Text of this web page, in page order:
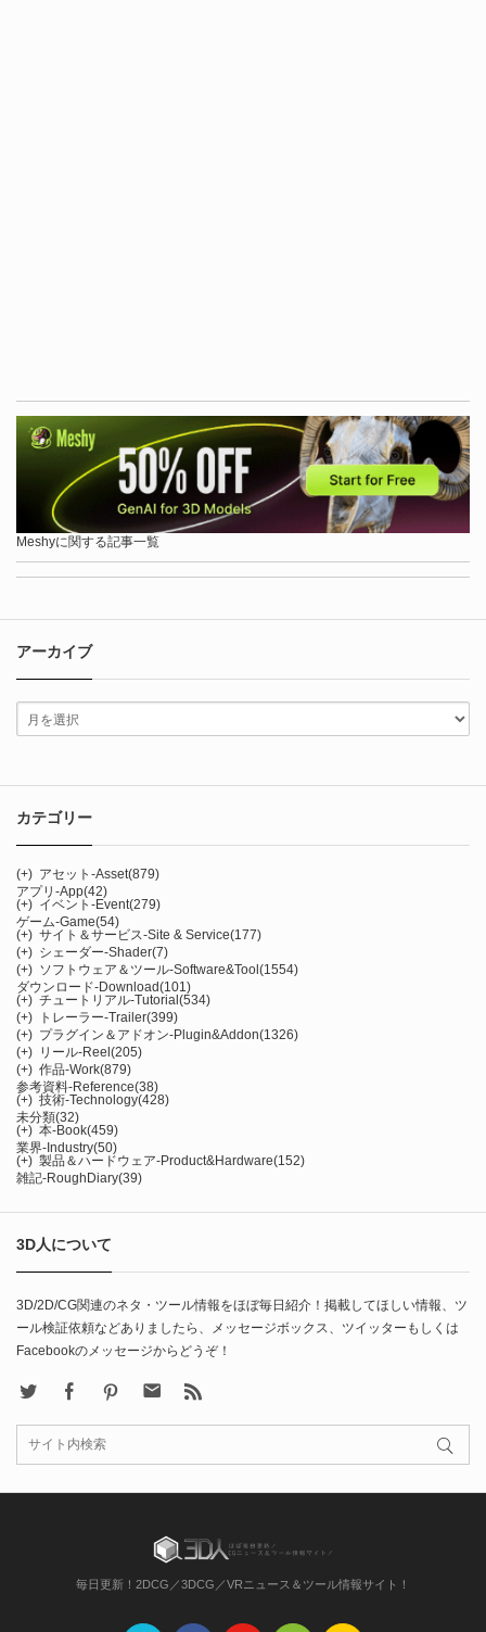
Meshyに関する記事一覧
アーカイブ
カテゴリー
(+) アセット-Asset(879)
アプリ-App(42)
(+) イベント-Event(279)
ゲーム-Game(54)
(+) サイト＆サービス-Site & Service(177)
(+) シェーダー-Shader(7)
(+) ソフトウェア＆ツール-Software&Tool(1554)
ダウンロード-Download(101)
(+) チュートリアル-Tutorial(534)
(+)
トレーラー-Trailer(399)
(+) プラグイン＆アドオン-Plugin&Addon(1326)
(+) リール-Reel(205)
(+) 作品-Work(879)
参考資料-Reference(38)
(+) 技術-Technology(428)
未分類(32)
(+) 本-Book(459)
業界-Industry(50)
(+) 製品＆ハードウェア-Product&Hardware(152)
雑記-RoughDiary(39)
3D人について
3D/2D/CG関連のネタ・ツール情報をほぼ毎日紹介！掲載してほしい情報、ツ
ール検証依頼などありましたら、メッセージボックス、ツイッターもしくは
Facebookのメッセージからどうぞ！
FacebookPinterest Contact
毎日更新！2DCG／3DCG／VRニュース＆ツール情報サイト！